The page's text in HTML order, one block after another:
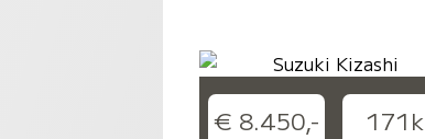
€ 8.450,- 171k